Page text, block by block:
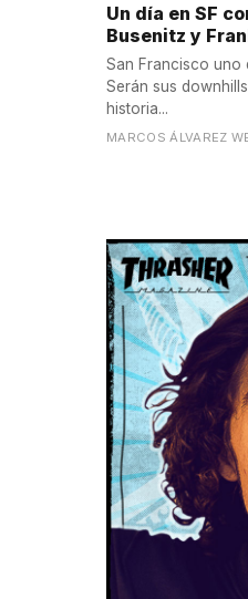
Un día en SF
Busenitz y
San Francisco uno
Serán sus
historia...
MARCOS ÁLVAREZ